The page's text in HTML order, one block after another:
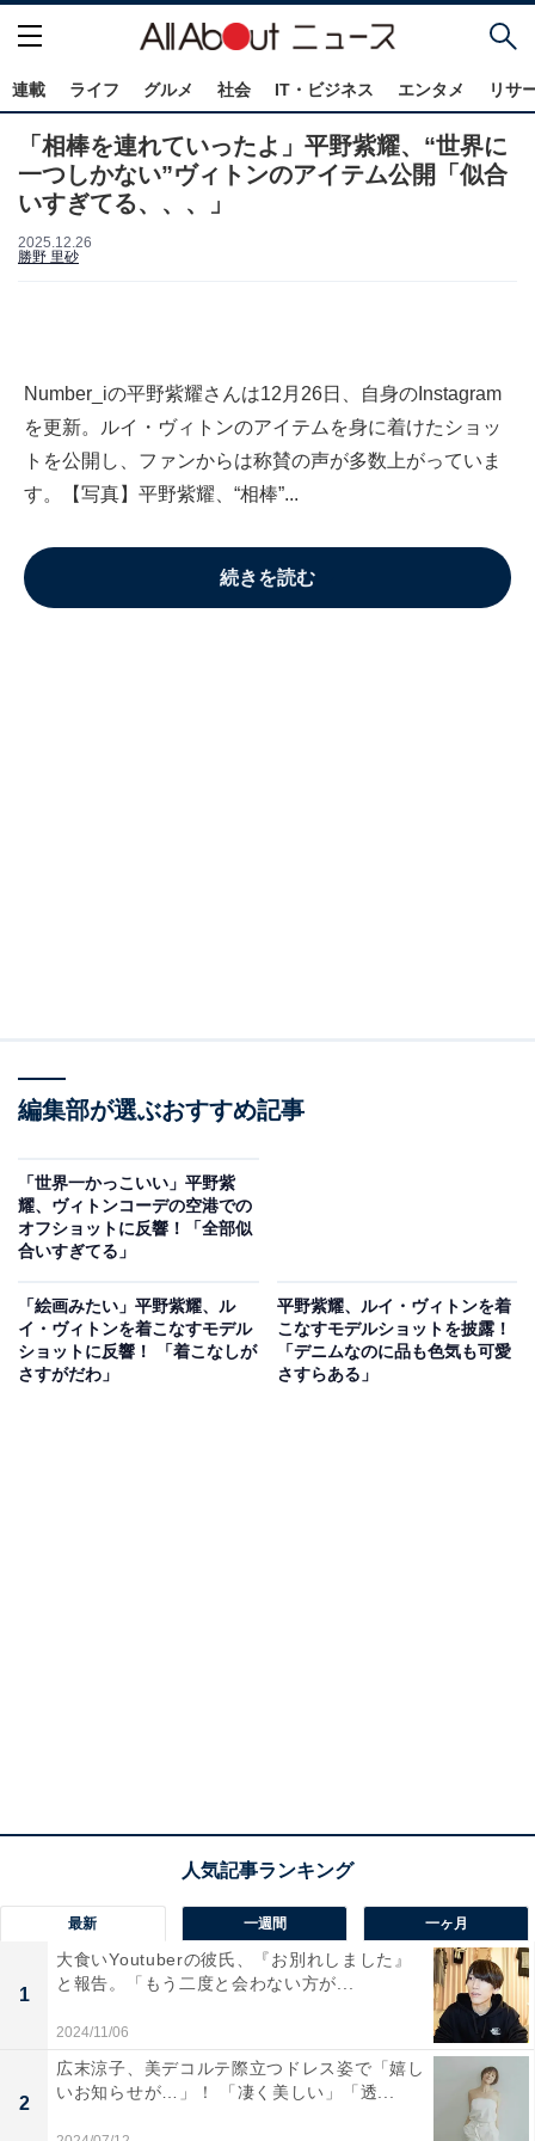
連載 ライフ グルメ 社会 IT・ビジネス エンタメ リサ
「相棒を連れていったよ」平野紫耀、“世界に
一つしかない”ヴィトンのアイテム公開「似合
いすぎてる、、、」
2025.12.26
勝野 里砂
Number_iの平野紫耀さんは12月26日、自身のInstagram
を更新。ルイ・ヴィトンのアイテムを身に着けたショッ
トを公開し、ファンからは称賛の声が多数上がっていま
す。【写真】平野紫耀、“相棒”...
続きを読む
編集部が選ぶおすすめ記事
「世界一かっこいい」平野紫
耀、ヴィトンコーデの空港での
オフショットに反響！「全部似
合いすぎてる」
「絵画みたい」平野紫耀、ル
イ・ヴィトンを着こなすモデル
ショットに反響！ 「着こなしが
さすがだわ」
平野紫耀、ルイ・ヴィトンを着
こなすモデルショットを披露！
「デニムなのに品も色気も可愛
さすらある」
最新 一週間 一ヶ月
1
大食いYoutuberの彼氏、『お別れしました』
と報告。「もう二度と会わない方が...
2024/11/06
2
広末涼子、美デコルテ際立つドレス姿で「嬉し
いお知らせが…」！ 「凄く美しい」「透...